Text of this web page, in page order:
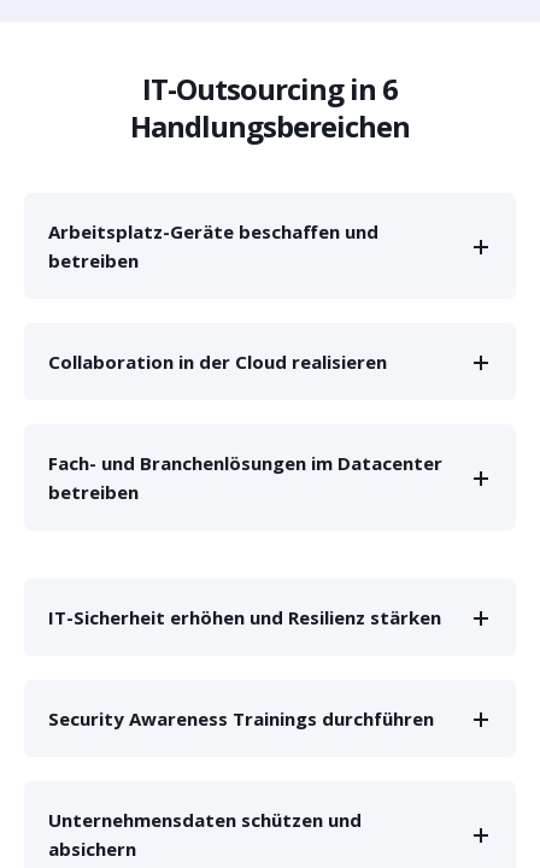
IT-Outsourcing in 6
Handlungsbereichen
Arbeitsplatz-Geräte beschaffen und
betreiben
Collaboration in der Cloud realisieren
Fach- und Branchenlösungen im Datacenter
betreiben
IT-Sicherheit erhöhen und Resilienz stärken
Security Awareness Trainings durchführen
Unternehmensdaten schützen und
absichern